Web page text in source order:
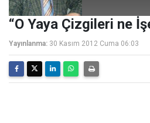
“O Yaya Çizgileri ne
Yayınlanma: 30 Kasım 2012 Cuma 06:03